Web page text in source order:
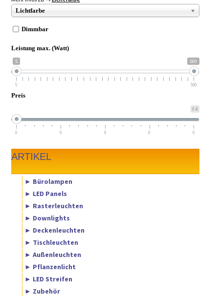
► ZAHLARTEN
► VERSANDARTEN
Lichtfarbe
Dimmbar
Leistung max. (Watt)
5 500
5 500
Preis
0 €
0 0 0 0 0
ARTIKEL
► Bürolampen
► LED Panels
► Rasterleuchten
► Downlights
► Deckenleuchten
► Tischleuchten
► Außenleuchten
► Pflanzenlicht
► LED Streifen
► Zubehör